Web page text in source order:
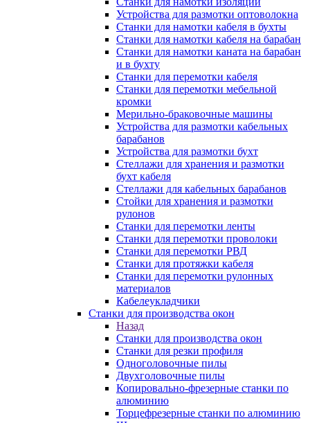
Устройства для размотки оптоволокна
Станки для намотки кабеля в бухты
Станки для намотки кабеля на барабан
Станки для намотки каната на барабан
и в бухту
Станки для перемотки кабеля
Станки для перемотки мебельной
кромки
Мерильно-браковочные машины
Устройства для размотки кабельных
барабанов
Устройства для размотки бухт
Стеллажи для хранения и размотки
бухт кабеля
Стеллажи для кабельных барабанов
Стойки для хранения и размотки
рулонов
Станки для перемотки ленты
Станки для перемотки проволоки
Станки для перемотки РВД
Станки для протяжки кабеля
Станки для перемотки рулонных
материалов
Кабелеукладчики
Станки для производства окон
Назад
Станки для производства окон
Станки для резки профиля
Одноголовочные пилы
Двухголовочные пилы
Копировально-фрезерные станки по
алюминию
Торцефрезерные станки по алюминию